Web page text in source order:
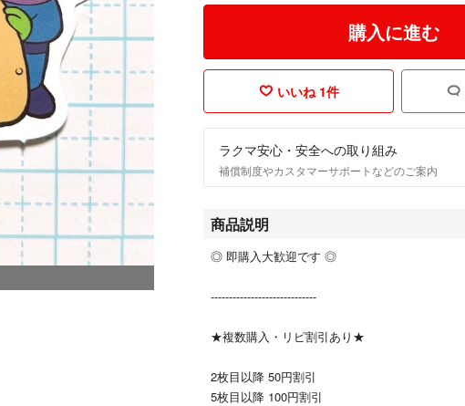
購入に進む
いいね 1件
ラクマ安心・安全への取り組み
補償制度やカスタマーサポートなどのご案内
商品説明
◎ 即購入大歓迎です ◎
-----------------------------
★複数購入・リピ割引あり★
2枚目以降 50円割引
5枚目以降 100円割引